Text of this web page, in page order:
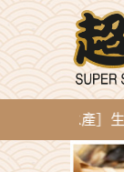
水產］生蠔 - 日